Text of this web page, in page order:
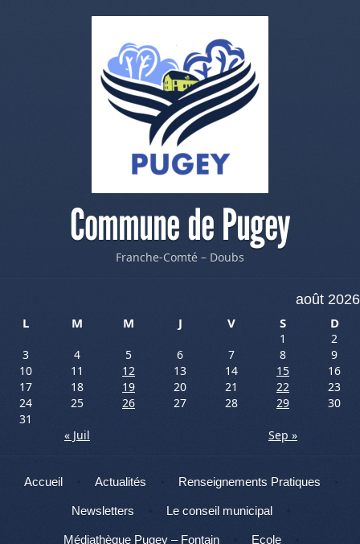
Commune de Pugey
Franche-Comté – Doubs
août 2026
L
M M J V S D
1
2
3
4 5 6 7 8
9
10
11 12 13 14 15
16
17
18 19 20 21 22
23
24
25 26 27 28 29
30
31
« Juil
Sep »
Menu
Aller au contenu
Accueil Actualités Renseignements Pratiques
Newsletters Le conseil municipal
Médiathèque Pugey – Fontain Ecole